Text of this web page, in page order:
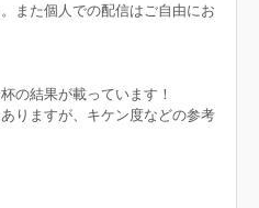
また個人での配信はご自由にお
の結果が載っています！
りますが、キケン度などの参考